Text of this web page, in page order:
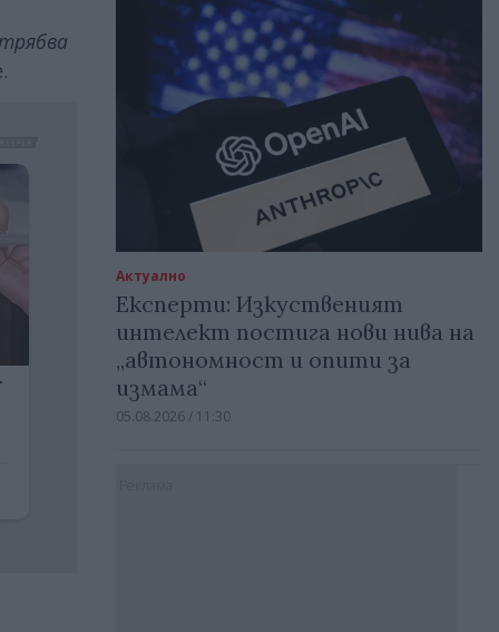
Актуално
Експерти: Изкуственият
интелект постига нови нива на
„автономност и опити за
измама“
05.08.2026 / 11:30